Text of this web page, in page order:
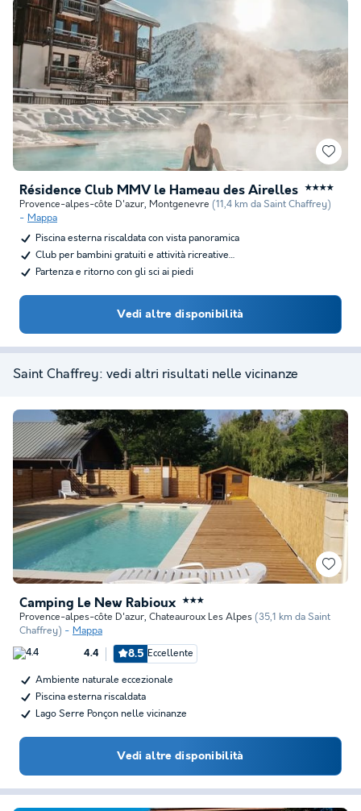
Résidence Club MMV le Hameau des Airelles ★★★★
Provence-alpes-côte D'azur, Montgenevre (11,4 km da Saint Chaffrey)
Mappa
Piscina esterna riscaldata con vista panoramica
Club per bambini gratuiti e attività ricreative…
Partenza e ritorno con gli sci ai piedi
Vedi altre disponibilità
Saint Chaffrey: vedi altri risultati nelle vicinanze
Camping Le New Rabioux ★★★
Provence-alpes-côte D'azur, Chateauroux Les Alpes (35,1 km da Saint
Chaffrey)
Mappa
4.4 8.5 Eccellente
Ambiente naturale eccezionale
Piscina esterna riscaldata
Lago Serre Ponçon nelle vicinanze
Vedi altre disponibilità